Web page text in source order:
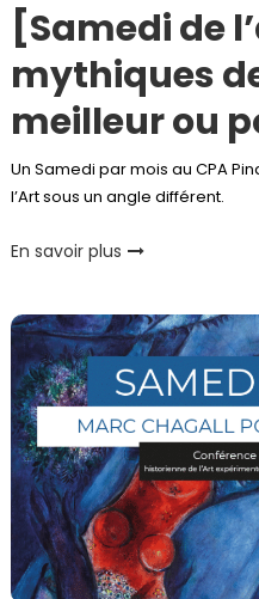
[Samedi de
mythiques
meilleur ou
Un Samedi par mois au CPA
l’Art sous un angle différent.
En savoir plus